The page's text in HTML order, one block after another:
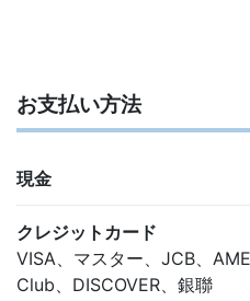
お支払い方法
現金
クレジットカード
VISA、マスター、JCB、
Club、DISCOVER、銀聯